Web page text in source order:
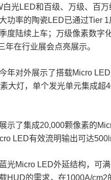
白光LED和百级、万级、百
功率的陶瓷LED已通过Tier 1
度陆续上车；万级像素数字
年在行业展会点亮展示。
年对外展示了搭载Micro
大灯，单个发光单元集成超
示了集成20,000颗像素的
LED有效流明输出可达
光Micro LED外延结构，可
HUD的需求，在1000A/cm2